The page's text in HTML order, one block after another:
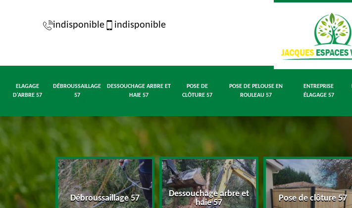
indisponible indisponible
ELAGAGE
D'ARBRE 57
DÉBROUSSAILLAGE
57
DESSOUCHAGE ARBRE ET
HAIE 57
POSE DE
CLÔTURE 57
POSE DE PELOUSE EN
ROULEAU 57
ENTREPRISE
ÉLAGAGE 57
57 Débroussaillage 57
Dessouchage arbre et
haie 57
Pose de clôture 57